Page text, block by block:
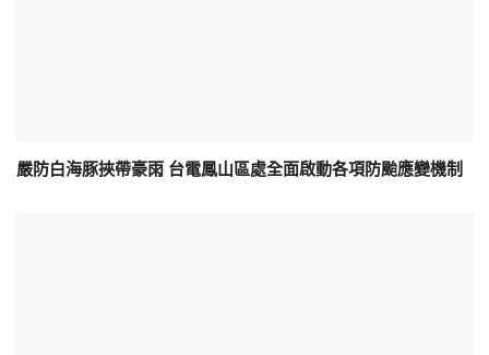
嚴防白海豚挾帶豪雨 台電鳳山區處全面啟動各項防颱應變機制